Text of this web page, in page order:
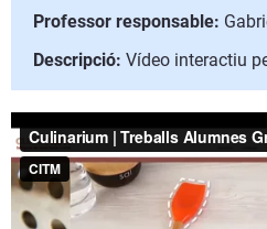
Professor responsable:
Descripció: Vídeo interactiu